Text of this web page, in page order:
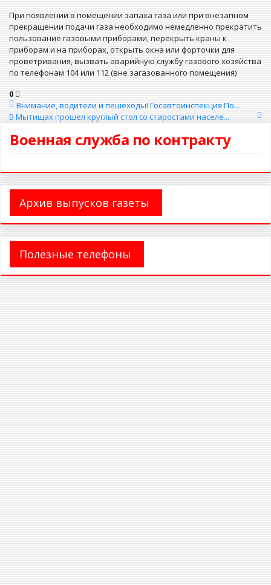
При появлении в помещении запаха газа или при внезапном
прекращении подачи газа необходимо немедленно прекратить
пользование газовыми приборами, перекрыть краны к
приборам и на приборах, открыть окна или форточки для
проветривания, вызвать аварийную службу газового хозяйства
по телефонам 104 или 112 (вне загазованного помещения)
0
Внимание, водители и пешеходы! Госавтоинспекция По...
В Мытищах прошел круглый стол со старостами населе...
Военная служба по контракту
Архив выпусков газеты
Полезные телефоны